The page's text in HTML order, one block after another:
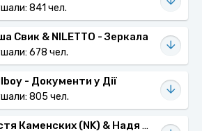
841 чел.
Свик & NILETTO - Зеркала
678 чел.
- Документи у Дії
805 чел.
Настя Каменских (NK) & Надя Дорофеева (Dorofeeva) - Абнимос/Досвидос